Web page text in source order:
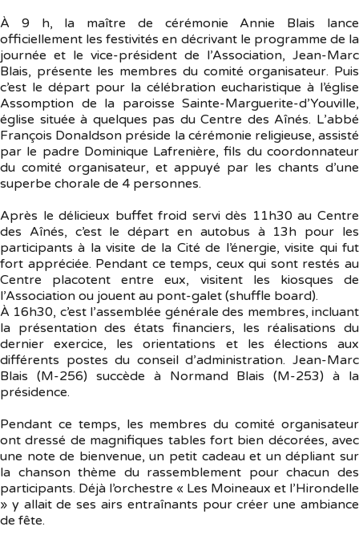
À 9 h, la maître de cérémonie Annie Blais lance
officiellement les festivités en décrivant le programme de la
journée et le vice-président de l’Association, Jean-Marc
Blais, présente les membres du comité organisateur. Puis
c’est le départ pour la célébration eucharistique à l’église
Assomption de la paroisse Sainte-Marguerite-d’Youville,
église située à quelques pas du Centre des Aînés. L’abbé
François Donaldson préside la cérémonie religieuse, assisté
par le padre Dominique Lafrenière, fils du coordonnateur
du comité organisateur, et appuyé par les chants d’une
superbe chorale de 4 personnes.
Après le délicieux buffet froid servi dès 11h30 au Centre
des Aînés, c’est le départ en autobus à 13h pour les
participants à la visite de la Cité de l’énergie, visite qui fut
fort appréciée. Pendant ce temps, ceux qui sont restés au
Centre placotent entre eux, visitent les kiosques de
l’Association ou jouent au pont-galet (shuffle board).
À 16h30, c’est l’assemblée générale des membres, incluant
la présentation des états financiers, les réalisations du
dernier exercice, les orientations et les élections aux
différents postes du conseil d’administration. Jean-Marc
Blais (M-256) succède à Normand Blais (M-253) à la
présidence.
Pendant ce temps, les membres du comité organisateur
ont dressé de magnifiques tables fort bien décorées, avec
une note de bienvenue, un petit cadeau et un dépliant sur
la chanson thème du rassemblement pour chacun des
participants. Déjà l’orchestre « Les Moineaux et l’Hirondelle
» y allait de ses airs entraînants pour créer une ambiance
de fête.